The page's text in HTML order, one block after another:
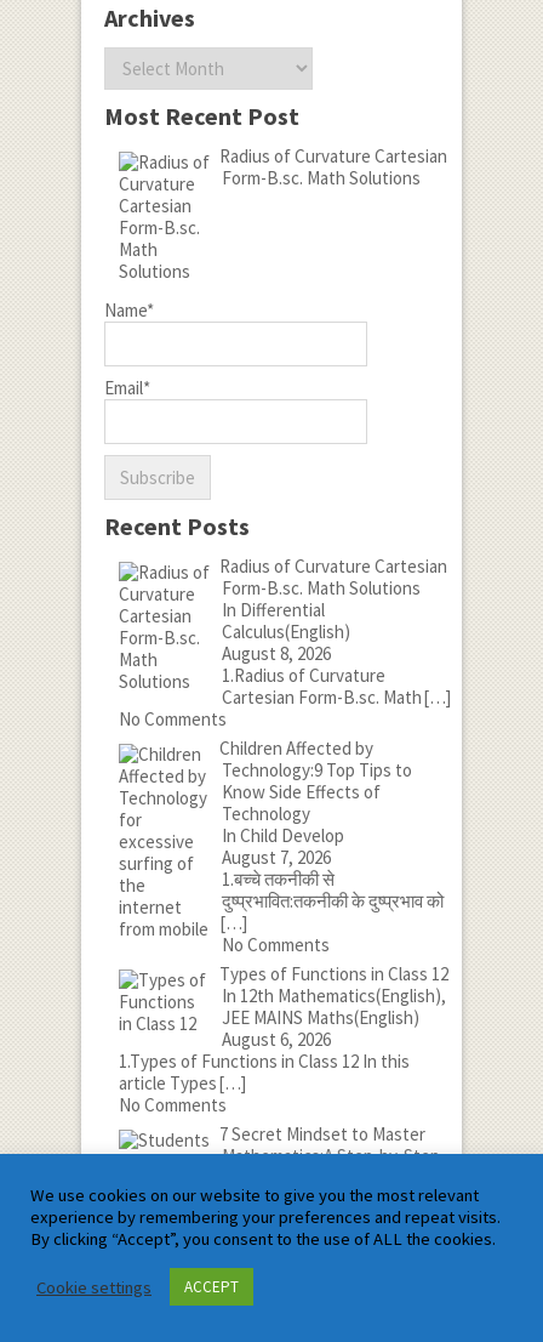
Archives
Most Recent Post
Radius of Curvature Cartesian
Form-B.sc. Math Solutions
Name*
Email*
Recent Posts
Radius of Curvature Cartesian
Form-B.sc. Math Solutions
In Differential
Calculus(English)
August 8, 2026
1.Radius of Curvature
Cartesian Form-B.sc. Math[…]
No Comments
Children Affected by
Technology:9 Top Tips to
Know Side Effects of
Technology
In Child Develop
August 7, 2026
1.बच्चे तकनीकी से
दुष्प्रभावित:तकनीकी के दुष्प्रभाव को
[…]
No Comments
Types of Functions in Class 12
In 12th Mathematics(English),
JEE MAINS Maths(English)
August 6, 2026
1.Types of Functions in Class 12 In this
article Types[…]
No Comments
7 Secret Mindset to Master
Mathematics:A Step-by-Step
In Mathematics Tips
August 5, 2026
1.मैथेमेटिक्स में महारत हासिल करने
के लिए 7 गुप्त
No Comments
We use cookies on our website to give you the most relevant
experience by remembering your preferences and repeat visits.
By clicking “Accept”, you consent to the use of ALL the cookies.
Cookie settings ACCEPT